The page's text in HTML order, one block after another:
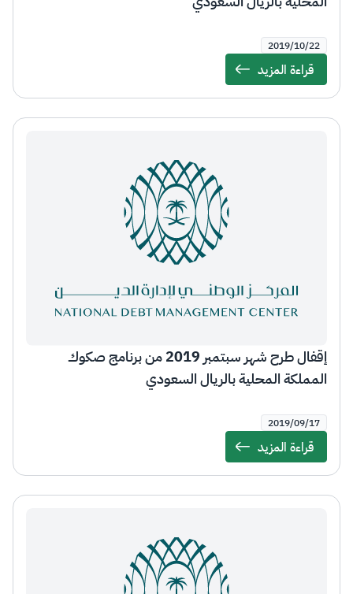
2019/10/22
قراءة المزيد
Details
إقفال طرح شهر سبتمبر 2019 من برنامج صكوك
المملكة المحلية بالريال السعودي
2019/09/17
قراءة المزيد
Details